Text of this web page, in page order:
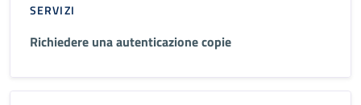
SERVIZI
Richiedere una autenticazione copie